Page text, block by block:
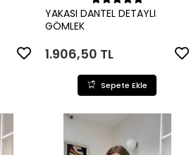
Sepete Ekle
YAKASI DANTEL DETAYLI
GÖMLEK
1.906,50 TL
Sepete Ekle